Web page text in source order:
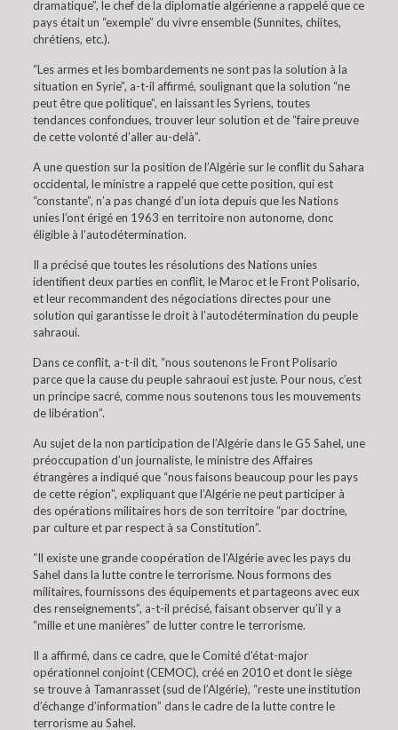
dramatique”, le chef de la diplomatie algérienne a rappelé que ce
pays était un “exemple” du vivre ensemble (Sunnites, chiites,
chrétiens, etc.).
“Les armes et les bombardements ne sont pas la solution à la
situation en Syrie”, a-t-il affirmé, soulignant que la solution “ne
peut être que politique”, en laissant les Syriens, toutes
tendances confondues, trouver leur solution et de “faire preuve
de cette volonté d’aller au-delà”.
A une question sur la position de l’Algérie sur le conflit du Sahara
occidental, le ministre a rappelé que cette position, qui est
“constante”, n’a pas changé d’un iota depuis que les Nations
unies l’ont érigé en 1963 en territoire non autonome, donc
éligible à l’autodétermination.
Il a précisé que toutes les résolutions des Nations unies
identifient deux parties en conflit, le Maroc et le Front Polisario,
et leur recommandent des négociations directes pour une
solution qui garantisse le droit à l’autodétermination du peuple
sahraoui.
Dans ce conflit, a-t-il dit, “nous soutenons le Front Polisario
parce que la cause du peuple sahraoui est juste. Pour nous, c’est
un principe sacré, comme nous soutenons tous les mouvements
de libération”.
Au sujet de la non participation de l’Algérie dans le G5 Sahel, une
préoccupation d’un journaliste, le ministre des Affaires
étrangères a indiqué que “nous faisons beaucoup pour les pays
de cette région”, expliquant que l’Algérie ne peut participer à
des opérations militaires hors de son territoire “par doctrine,
par culture et par respect à sa Constitution”.
“Il existe une grande coopération de l’Algérie avec les pays du
Sahel dans la lutte contre le terrorisme. Nous formons des
militaires, fournissons des équipements et partageons avec eux
des renseignements”, a-t-il précisé, faisant observer qu’il y a
“mille et une manières” de lutter contre le terrorisme.
Il a affirmé, dans ce cadre, que le Comité d’état-major
opérationnel conjoint (CEMOC), créé en 2010 et dont le siège
se trouve à Tamanrasset (sud de l’Algérie), “reste une institution
d’échange d’information” dans le cadre de la lutte contre le
terrorisme au Sahel.